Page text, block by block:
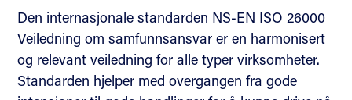
Den internasjonale standarden NS-EN ISO 26000
Veiledning om samfunnsansvar er en harmonisert
og relevant veiledning for alle typer virksomheter.
Standarden hjelper med overgangen fra gode